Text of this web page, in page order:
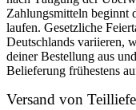
Zahlungsmitteln beginnt
laufen. Gesetzliche
Deutschlands variieren,
deiner Bestellung aus
Belieferung frühestens
Versand von